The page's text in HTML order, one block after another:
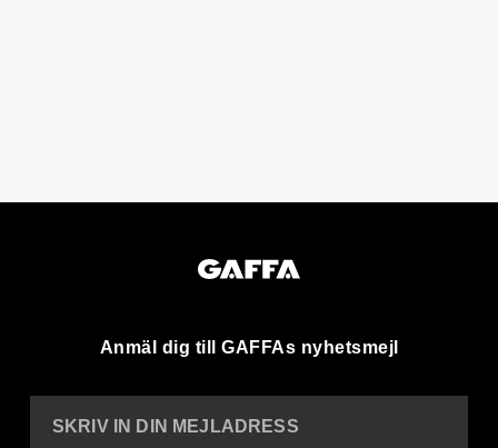
Anmäl dig till GAFFAs nyhetsmejl
SKRIV IN DIN MEJLADRESS